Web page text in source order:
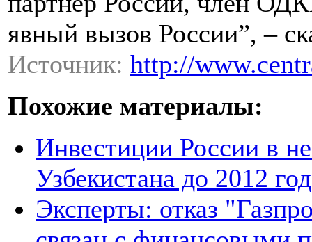
явный вызов России”, –
Источник: http://
Похожие материалы:
Инвестиции России в
Узбекистана до 2012
Эксперты: отказ